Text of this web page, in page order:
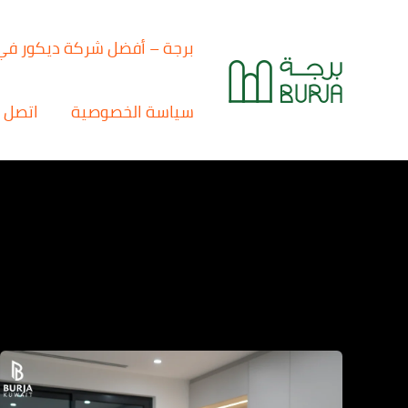
برجة – أفضل شركة ديكور
سياسة الخصوصية اتصل